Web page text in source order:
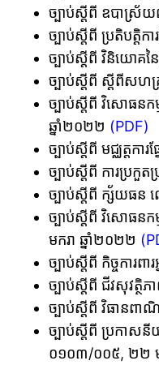
ច្បាប់ស្តីពី ឧបាស្រ័
ច្បាប់ស្តីពី ប្រតិបត្
ច្បាប់ស្តីពី វិនិយោគ
ច្បាប់ស្តីពី ស្តីពីសហ
ច្បាប់ស្តីពី វិសោធន
ឆ្នាំ២០២២ (PDF)
ច្បាប់ស្តីពី មជ្ឈត្តក
ច្បាប់ស្តីពី ការប្រ
ច្បាប់ស្តីពី ក្ស័យធន
ច្បាប់ស្តីពី វិសោធន
មករា ឆ្នាំ២០២២
ច្បាប់ស្តីពី កិច្ចការ
ច្បាប់ស្តីពី ជីវសុវត្
ច្បាប់ស្តីពី វិធានព
ច្បាប់ស្តីពី ប្រកាស
០១០៣/០០៥, ២២ ម